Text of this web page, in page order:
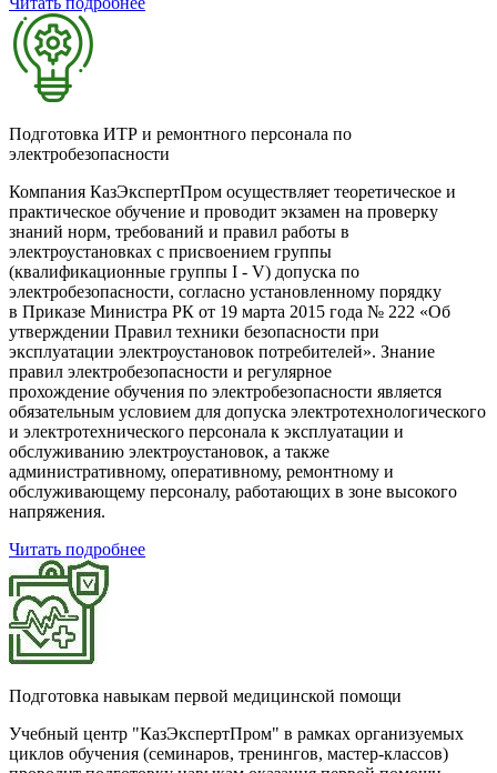
Подготовка ИТР и ремонтного персонала по
электробезопасности
Компания КазЭкспертПром осуществляет теоретическое и
практическое обучение и проводит экзамен на проверку
знаний норм, требований и правил работы в
электроустановках с присвоением группы
(квалификационные группы I - V) допуска по
электробезопасности, согласно установленному порядку
в Приказе Министра РК от 19 марта 2015 года № 222 «Об
утверждении Правил техники безопасности при
эксплуатации электроустановок потребителей». Знание
правил электробезопасности и регулярное
прохождение обучения по электробезопасности является
обязательным условием для допуска электротехнологического
и электротехнического персонала к эксплуатации и
обслуживанию электроустановок, а также
административному, оперативному, ремонтному и
обслуживающему персоналу, работающих в зоне высокого
напряжения.
Читать подробнее
Подготовка навыкам первой медицинской помощи
Учебный центр "КазЭкспертПром" в рамках организуемых
циклов обучения (семинаров, тренингов, мастер-классов)